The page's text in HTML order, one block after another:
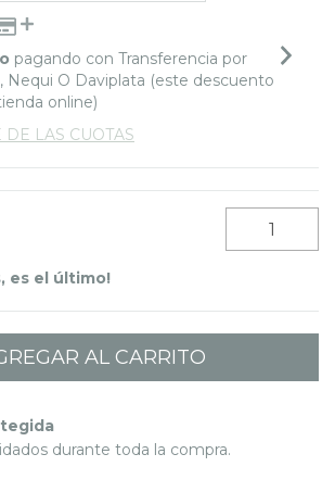
pagando con Transferencia por
Nequi O Daviplata (este descuento
online)
LAS CUOTAS
es el último!
durante toda la compra.